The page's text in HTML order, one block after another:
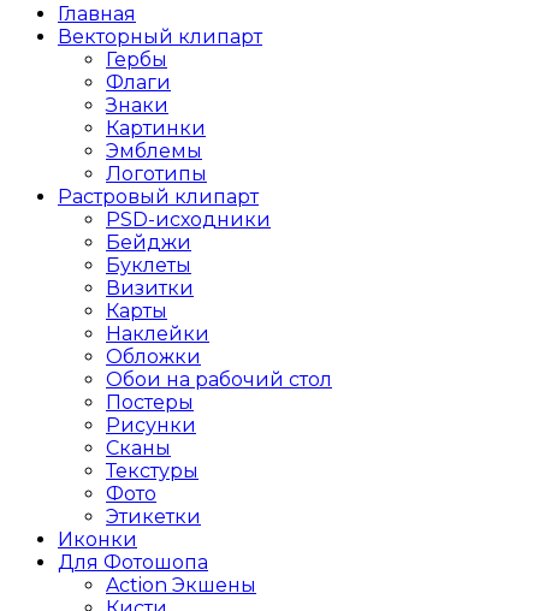
Главная
Векторный клипарт
Гербы
Флаги
Знаки
Картинки
Эмблемы
Логотипы
Растровый клипарт
PSD-исходники
Бейджи
Буклеты
Визитки
Карты
Наклейки
Обложки
Обои на рабочий стол
Постеры
Рисунки
Сканы
Текстуры
Фото
Этикетки
Иконки
Для Фотошопа
Action Экшены